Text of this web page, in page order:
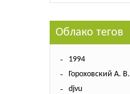
Облако тегов
1994
Гороховский А. В.
djvu